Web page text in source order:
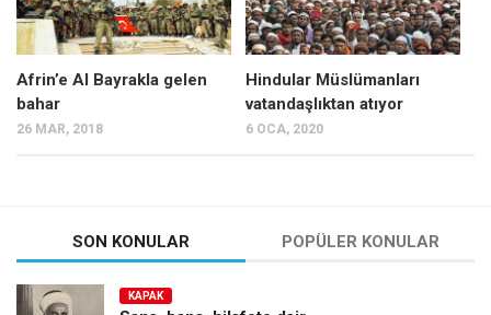
Türkiye
Siyaset
Dünya
Amerika
Avustralya
Afrin’e Al Bayrakla gelen
bahar
26 MAR, 2018
Hindular Müslümanları
vatandaşlıktan atıyor
6 OCA, 2020
SON KONULAR POPÜLER KONULAR
KAPAK